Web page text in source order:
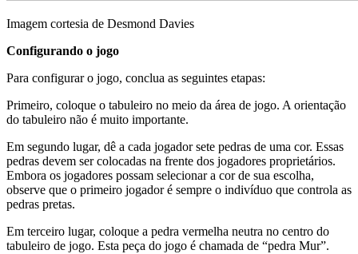
Imagem cortesia de Desmond Davies
Configurando o jogo
Para configurar o jogo, conclua as seguintes etapas:
Primeiro, coloque o tabuleiro no meio da área de jogo. A orientação
do tabuleiro não é muito importante.
Em segundo lugar, dê a cada jogador sete pedras de uma cor. Essas
pedras devem ser colocadas na frente dos jogadores proprietários.
Embora os jogadores possam selecionar a cor de sua escolha,
observe que o primeiro jogador é sempre o indivíduo que controla as
pedras pretas.
Em terceiro lugar, coloque a pedra vermelha neutra no centro do
tabuleiro de jogo. Esta peça do jogo é chamada de “pedra Mur”.